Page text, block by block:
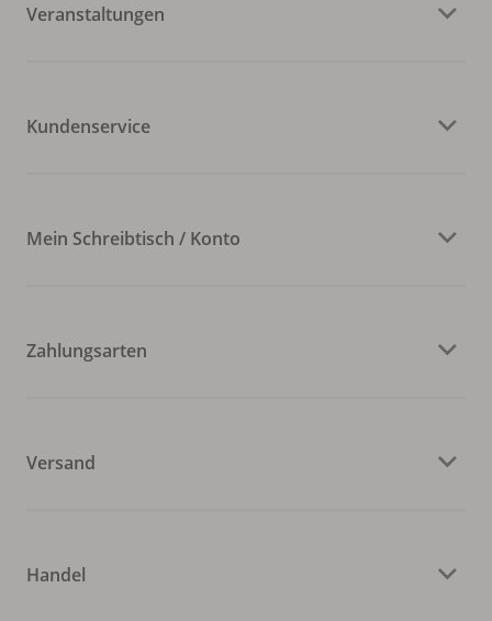
Veranstaltungen
Kundenservice
Mein Schreibtisch / Konto
Zahlungsarten
Versand
Handel